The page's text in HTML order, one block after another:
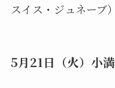
スイス・ジュネーブ）
5月21日（火）小満